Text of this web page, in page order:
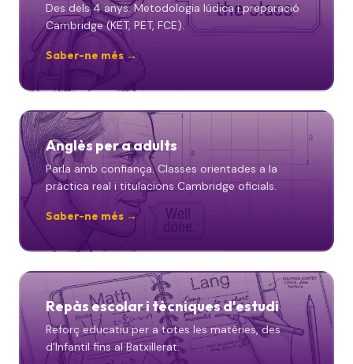
Des dels 4 anys. Metodologia lúdica i preparació
Cambridge (KET, PET, FCE).
Saber-ne més →
Anglès per a adults
Parla amb confiança. Classes orientades a la
pràctica real i titulacions Cambridge oficials.
Saber-ne més →
Repàs escolar i tècniques d'estudi
Reforç educatiu per a totes les matèries, des
d'Infantil fins al Batxillerat.